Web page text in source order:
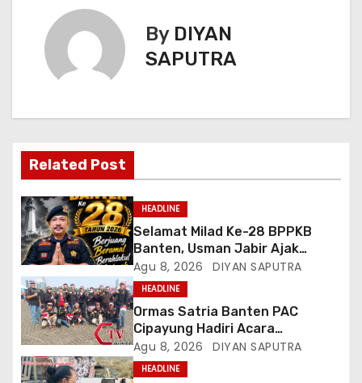
By DIYAN
SAPUTRA
Related Post
HEADLINE
Selamat Milad Ke-28 BPPKB
Banten, Usman Jabir Ajak
Perkuat Solidaritas Dan
Kebersamaan
Agu 8, 2026 DIYAN SAPUTRA
HEADLINE
Ormas Satria Banten PAC
Cipayung Hadiri Acara
Menjelang HUT Ke-81
Kemerdekaan RI Di Silang Monas
Agu 8, 2026 DIYAN SAPUTRA
HEADLINE